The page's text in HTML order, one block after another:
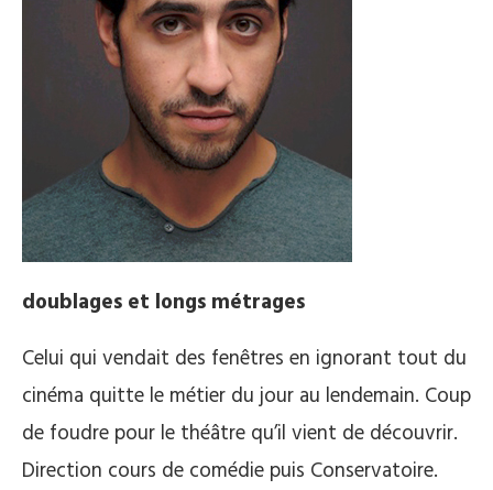
doublages et longs métrages
Celui qui vendait des fenêtres en ignorant tout du
cinéma quitte le métier du jour au lendemain. Coup
de foudre pour le théâtre qu’il vient de découvrir.
Direction cours de comédie puis Conservatoire.